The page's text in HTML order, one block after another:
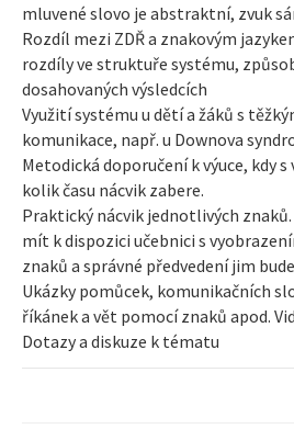
mluvené slovo je abstraktní, zvuk
Rozdíl mezi ZDŘ a znakovým
rozdíly ve struktuře systému,
dosahovaných výsledcích
Využití systému u dětí a žáků s
komunikace, např. u Downova
Metodická doporučení k výuce, kdy s
kolik času nácvik zabere.
Praktický nácvik jednotlivých
mít k dispozici učebnici s
znaků a správné předvedení jim
Ukázky pomůcek, komunikačních
říkánek a vět pomocí znaků apod.
Dotazy a diskuze k tématu